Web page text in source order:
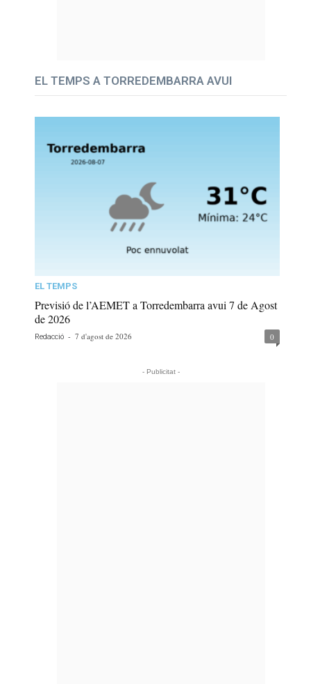
EL TEMPS A TORREDEMBARRA AVUI
EL TEMPS
Previsió de l’AEMET a Torredembarra avui 7 de Agost
de 2026
Redacció - 7 d'agost de 2026 0
- Publicitat -